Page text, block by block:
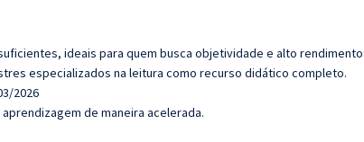
ideais para quem busca objetividade e alto rendimento:
especializados na leitura como recurso didático completo.
2026
de maneira acelerada.